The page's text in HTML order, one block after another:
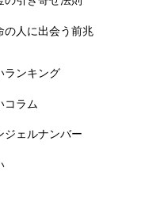
の人に出会う前兆
ランキング
コラム
ジェルナンバー